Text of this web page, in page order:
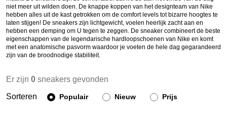
niet meer uit wilden doen. De knappe koppen van het designteam van Nike
hebben alles uit de kast getrokken om de comfort levels tot bizarre hoogtes te
laten stijgen! De sneakers zijn lichtgewicht, voelen heerlijk zacht aan en
hebben een demping om U tegen te zeggen. De sneaker combineert de beste
eigenschappen van de legendarische hardloopschoenen van Nike en komt
met een anatomische pasvorm waardoor je voeten de hele dag gegarandeerd
zijn van de broodnodige stabiliteit.
Er zijn 0 sneakers gevonden
Sorteren
Populair Nieuw Prijs